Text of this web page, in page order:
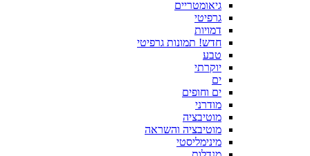
גיאומטריים
גרפיטי
דמויות
חדש! תמונות גרפיטי
טבע
יוקרתי
ים
ים וחופים
מודרני
מוטיבציה
מוטיבציה והשראה
מינימליסטי